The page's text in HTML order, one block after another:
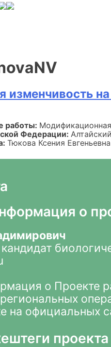
изменчивость
работы:
Федерации:
Тюкова Ксения Евгеньевна
о
о Проекте
региональных
на официальных
проекта